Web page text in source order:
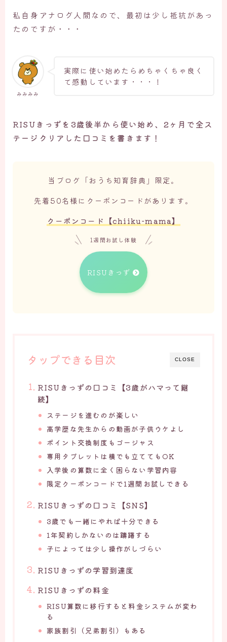
私自身アナログ人間なので、最初は少し抵抗があっ
たのですが・・・
みみみみ
実際に使い始めたらめちゃくちゃ良く
て感動しています・・・！
RISUきっずを3歳後半から使い始め、2ヶ月で全ス
テージクリアした口コミを書きます！
当ブログ「おうち知育辞典」限定。
先着50名様にクーポンコードがあります。
クーポンコード【chiiku-mama】
1週間お試し体験
RISUきっず
CLOSE
タップできる目次
RISUきっずの口コミ【3歳がハマって継
続】
ステージを進むのが楽しい
高学歴な先生からの動画が子供ウケよし
ポイント交換制度もゴージャス
専用タブレットは横でも立ててもOK
入学後の算数に全く困らない学習内容
限定クーポンコードで1週間お試しできる
RISUきっずの口コミ【SNS】
3歳でも一緒にやれば十分できる
1年契約しかないのは躊躇する
子によっては少し操作がしづらい
RISUきっずの学習到達度
RISUきっずの料金
RISU算数に移行すると料金システムが変わ
る
家族割引（兄弟割引）もある